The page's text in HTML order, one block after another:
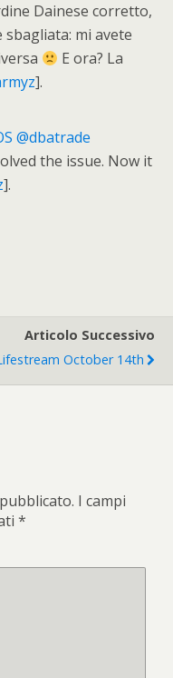
Dainese corretto,
mi avete
E ora? La
].
@dbatrade
the issue. Now it
].
Articolo Successivo
October 14th
I campi
*